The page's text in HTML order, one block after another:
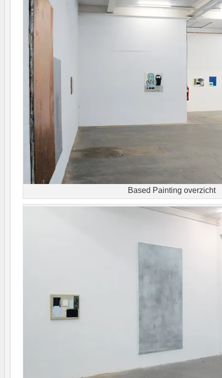
Based Painting overzicht